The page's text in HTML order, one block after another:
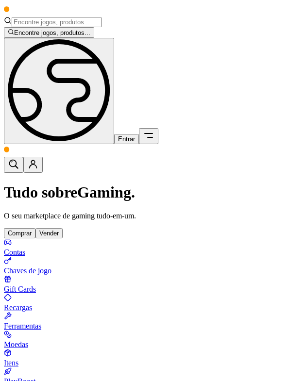
Encontre jogos, produtos...
Entrar
Tudo sobreGaming.
O seu marketplace de gaming tudo-em-um.
Comprar Vender
Contas
Chaves de jogo
Gift Cards
Recargas
Ferramentas
Moedas
Itens